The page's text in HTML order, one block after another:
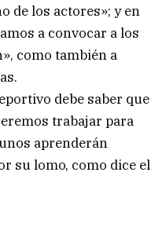
de los actores»; y en
a convocar a los
como también a
debe saber que
trabajar para
aprenderán
su lomo, como dice el